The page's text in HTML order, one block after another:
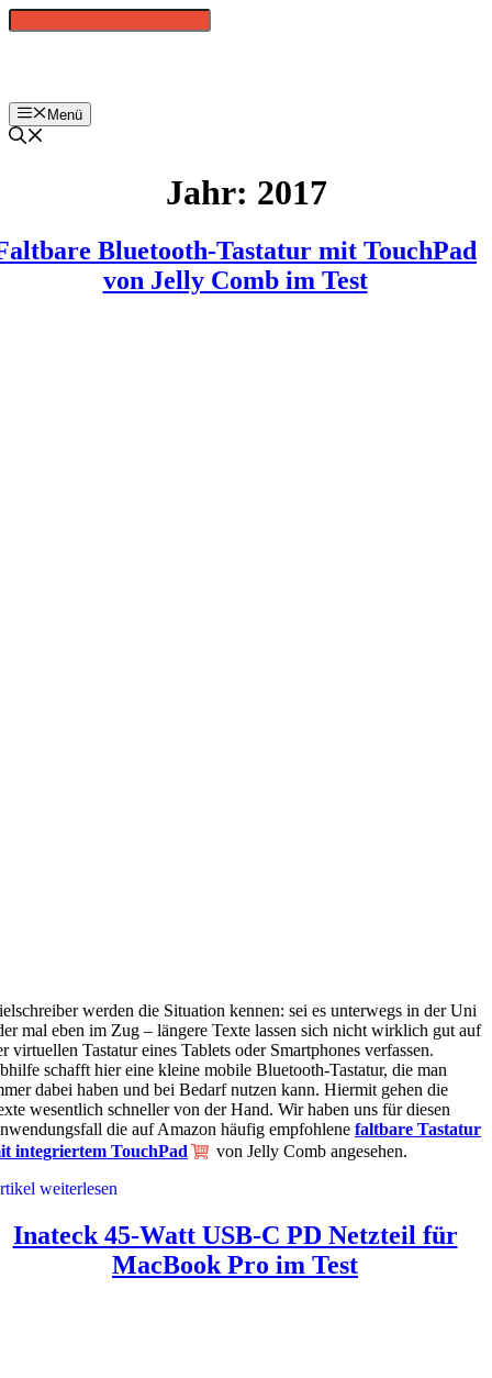
Zum
Inhalt
Menü
Jahr: 2017
Bluetooth-Tastatur mit TouchPad
von Jelly Comb im Test
werden die Situation kennen: sei es unterwegs in der Uni
mal eben im Zug – längere Texte lassen sich nicht wirklich gut auf
virtuellen Tastatur eines Tablets oder Smartphones verfassen.
schafft hier eine kleine mobile Bluetooth-Tastatur, die man
dabei haben und bei Bedarf nutzen kann. Hiermit gehen die
wesentlich schneller von der Hand. Wir haben uns für diesen
die auf Amazon häufig empfohlene faltbare Tastatur
integriertem TouchPad
von Jelly Comb angesehen.
weiterlesen
Inateck 45-Watt USB-C PD Netzteil für
MacBook Pro im Test